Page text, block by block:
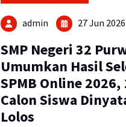
admin 27 Jun 2026
SMP Negeri 32
Umumkan Hasil
SPMB Online 2026,
Calon Siswa
Lolos